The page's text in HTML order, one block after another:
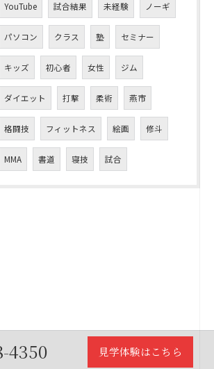
YouTube 試合結果 未経験 ノーギ
パソコン クラス 塾 セミナー
キッズ 初心者 女性 ジム
ダイエット 打撃 柔術 燕市
格闘技 フィットネス 絵画 修斗
MMA 書道 寝技 試合
4350 見学体験はこちら